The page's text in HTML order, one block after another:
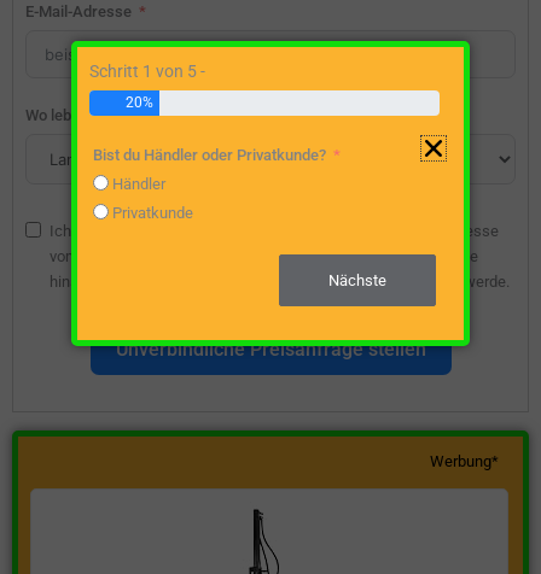
E-Mail-Adresse
Wo lebst du?
Ich bin damit einverstanden, dass die angegebene E-Mail-Adresse
vom Webseitenbetreiber gespeichert wird, damit ich über diese
hinsichtlich eines unverbindlichen Preisangebots kontaktiert werde.
Unverbindliche Preisanfrage stellen
Werbung*
Schritt 1 von 5 -
20%
Bist du Händler oder Privatkunde?
Händler
Privatkunde
Nächste